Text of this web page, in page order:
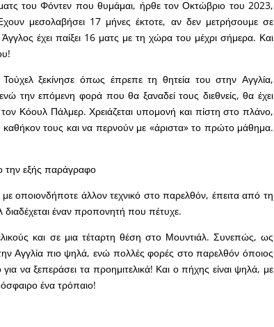
ματς του Φόντεν που θυμάμαι, ήρθε τον Οκτώβριο του 2023,
μεσολαβήσει 17 μήνες έκτοτε, αν δεν μετρήσουμε σε
έχει παίξει 16 ματς με τη χώρα του μέχρι σήμερα. Και
ξεκίνησε όπως έπρεπε τη θητεία του στην Αγγλία,
την επόμενη φορά που θα ξαναδεί τους διεθνείς, θα έχει
Κόουλ Πάλμερ. Χρειάζεται υπομονή και πίστη στο πλάνο,
καθήκον τους και να περνούν με «άριστα» το πρώτο μάθημα.
την εξής παράγραφο
οποιονδήποτε άλλον τεχνικό στο παρελθόν, έπειτα από τη
έναν προπονητή που πέτυχε.
και σε μια τέταρτη θέση στο Μουντιάλ. Συνεπώς, ως
Αγγλία πιο ψηλά, ενώ πολλές φορές στο παρελθόν όποιος
να ξεπεράσει τα προημιτελικά! Και ο πήχης είναι ψηλά, με
ένα τρόπαιο!